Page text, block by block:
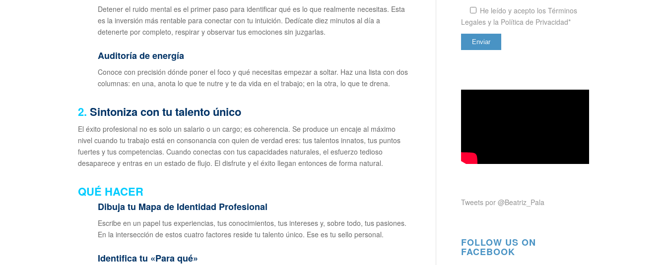
Detener el ruido mental es el primer paso para identificar qué es lo que realmente necesitas. Esta
es la inversión más rentable para conectar con tu intuición. Dedícate diez minutos al día a
detenerte por completo, respirar y observar tus emociones sin juzgarlas.
Auditoría de energía
Conoce con precisión dónde poner el foco y qué necesitas empezar a soltar. Haz una lista con dos
columnas: en una, anota lo que te nutre y te da vida en el trabajo; en la otra, lo que te drena.
2. Sintoniza con tu talento único
El éxito profesional no es solo un salario o un cargo; es coherencia. Se produce un encaje al máximo
nivel cuando tu trabajo está en consonancia con quien de verdad eres: tus talentos innatos, tus puntos
fuertes y tus competencias. Cuando conectas con tus capacidades naturales, el esfuerzo tedioso
desaparece y entras en un estado de flujo. El disfrute y el éxito llegan entonces de forma natural.
QUÉ HACER
Dibuja tu Mapa de Identidad Profesional
Escribe en un papel tus experiencias, tus conocimientos, tus intereses y, sobre todo, tus pasiones.
En la intersección de estos cuatro factores reside tu talento único. Ese es tu sello personal.
Identifica tu «Para qué»
He leído y acepto los Términos
Legales y la Política de Privacidad*
Tweets por @Beatriz_Pala
FOLLOW US ON
FACEBOOK